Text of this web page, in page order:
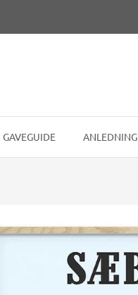
GAVEGUIDE ANLEDNING